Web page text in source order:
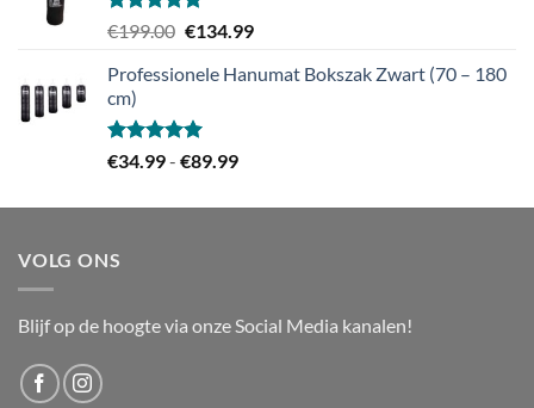
Gewaardeerd
€199.00 Oorspronkelijke
was:
€134.99Huidige
is:
Professionele Hanumat Bokszak Zwart (70 – 180
cm)
Gewaardeerd
€34.99- €89.99Prijsklasse:
tot
VOLG ONS
Blijf op de hoogte via onze Social Media kanalen!